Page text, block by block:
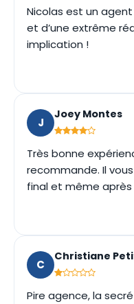
Nicolas est un
et d’une extrême
implication !
J
Joey Montes
Très bonne
recommande. Il
final et même après
C
Christiane
Pire agence, la